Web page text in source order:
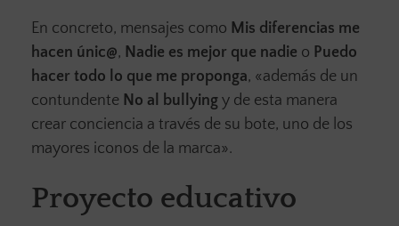
En concreto, mensajes como Mis diferencias me
hacen únic@, Nadie es mejor que nadie o Puedo
hacer todo lo que me proponga, «además de un
contundente No al bullying y de esta manera
crear conciencia a través de su bote, uno de los
mayores iconos de la marca».
Proyecto educativo